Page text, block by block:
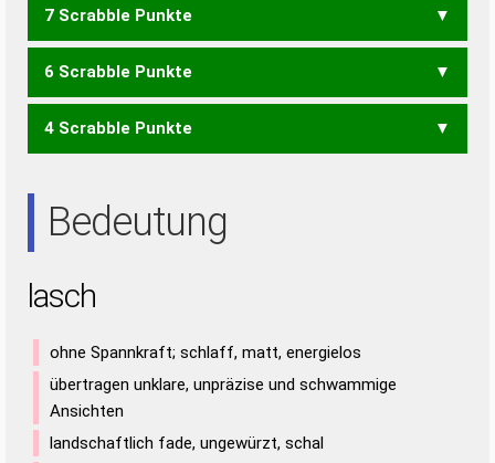
ACHS CASH
7 Scrabble Punkte
ACH
6 Scrabble Punkte
HALS
4 Scrabble Punkte
Bedeutung
lasch
ohne Spannkraft; schlaff, matt, energielos
übertragen unklare, unpräzise und schwammige
Ansichten
landschaftlich fade, ungewürzt, schal